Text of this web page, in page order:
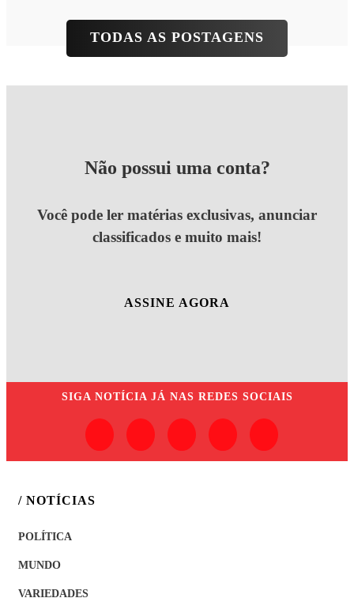
TODAS AS POSTAGENS
Não possui uma conta?
Você pode ler matérias exclusivas, anunciar
classificados e muito mais!
ASSINE AGORA
SIGA NOTÍCIA JÁ NAS REDES SOCIAIS
/ NOTÍCIAS
POLÍTICA
MUNDO
VARIEDADES